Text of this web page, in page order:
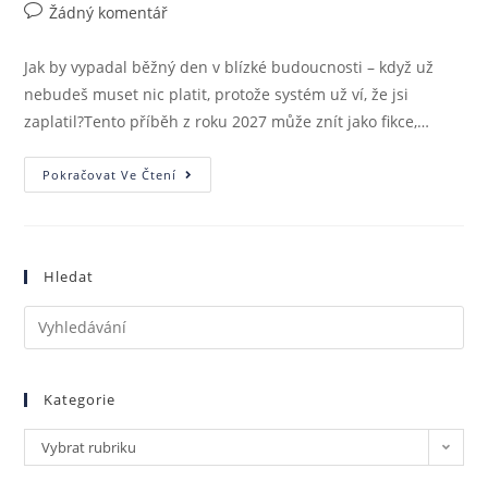
Žádný komentář
Jak by vypadal běžný den v blízké budoucnosti – když už
nebudeš muset nic platit, protože systém už ví, že jsi
zaplatil?Tento příběh z roku 2027 může znít jako fikce,…
Pokračovat Ve Čtení
Hledat
Kategorie
Vybrat rubriku